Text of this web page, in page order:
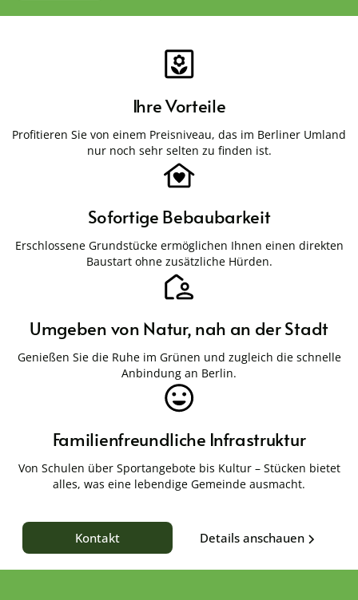
Ihre Vorteile
Profitieren Sie von einem Preisniveau, das im Berliner Umland
nur noch sehr selten zu finden ist.
Sofortige Bebaubarkeit
Erschlossene Grundstücke ermöglichen Ihnen einen direkten
Baustart ohne zusätzliche Hürden.
Umgeben von Natur, nah an der Stadt
Genießen Sie die Ruhe im Grünen und zugleich die schnelle
Anbindung an Berlin.
Familienfreundliche Infrastruktur
Von Schulen über Sportangebote bis Kultur – Stücken bietet
alles, was eine lebendige Gemeinde ausmacht.
Kontakt Details anschauen